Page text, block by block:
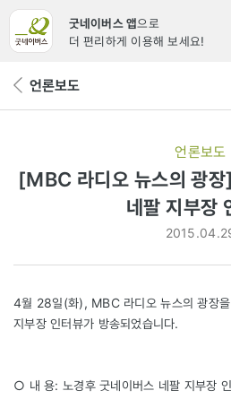
굿네이버스 앱으로
더 편리하게 이용해 보세요!
뒤 언론보도
언론보도
[MBC 라디오 뉴스의 광
네팔 지부장
4월 28일(화), MBC 라디오 뉴스의 광장을
지부장 인터뷰가 방송되었습니다.
○ 내 용: 노경후 굿네이버스 네팔 지부장